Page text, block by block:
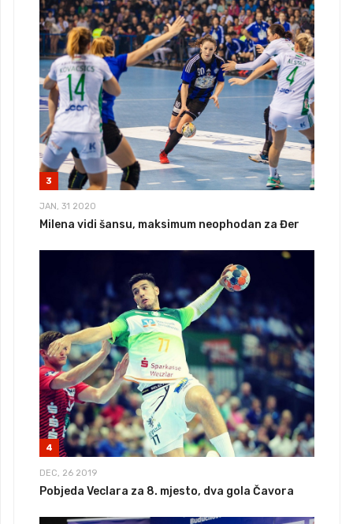
3
JAN, 31 2020
Milena vidi šansu, maksimum neophodan za Đer
4
DEC, 26 2019
Pobjeda Veclara za 8. mjesto, dva gola Čavora